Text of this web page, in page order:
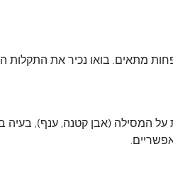
מתאים. בואו נכיר את התקלות
על המסילה (אבן קטנה, ענף), בעיה